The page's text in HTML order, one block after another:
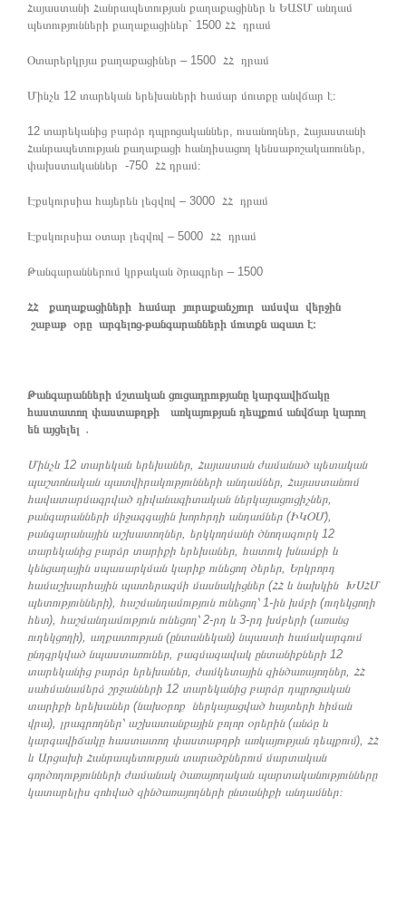
Հայաստանի Հանրապետության քաղաքացիներ և ԵԱՏՄ անդամ
պետությունների քաղաքացիներ` 1500 ՀՀ դրամ
Օտարերկրյա քաղաքացիներ – 1500 ՀՀ դրամ
Մինչև 12 տարեկան երեխաների համար մուտքը անվճար է։
12 տարեկանից բարձր դպրոցականներ, ուսանողներ, Հայաստանի
Հանրապետության քաղաքացի հանդիսացող կենսաթոշակառուներ,
փախստականներ -750 ՀՀ դրամ։
Էքսկուրսիա հայերեն լեզվով – 3000 ՀՀ դրամ
Էքսկուրսիա օտար լեզվով – 5000 ՀՀ դրամ
Թանգարաններում կրթական ծրագրեր – 1500
ՀՀ քաղաքացիների համար յուրաքանչյուր ամսվա վերջին
շաբաթ օրը արգելոց-թանգարանների մուտքն ազատ է։
Թանգարանների մշտական ցուցադրությանը կարգավիճակը
հաստատող փաստաթղթի առկայության դեպքում անվճար կարող
են այցելել ․
Մինչև 12 տարեկան երեխաներ, Հայաստան ժամանած պետական
պաշտոնական պատվիրակությունների անդամներ, Հայաստանում
հավատարմագրված դիվանագիտական ներկայացուցիչներ,
թանգարանների միջազգային խորհրդի անդամներ (ԻԿՕՄ),
թանգարանային աշխատողներ, երկկողմանի ծնողազուրկ 12
տարեկանից բարձր տարիքի երեխաներ, հատուկ խնամքի և
կենցաղային սպասարկման կարիք ունեցող ծերեր, Երկրորդ
համաշխարհային պատերազմի մասնակիցներ (ՀՀ և նախկին ԽՍՀՄ
պետությունների), հաշմանդամություն ունեցող՝ 1-ին խմբի (ուղեկցողի
հետ), հաշմանդամություն ունեցող՝ 2-րդ և 3-րդ խմբերի (առանց
ուղեկցողի), աղքատության (ընտանեկան) նպաստի համակարգում
ընդգրկված նպաստառուներ, բազմազավակ ընտանիքների 12
տարեկանից բարձր երեխաներ, ժամկետային զինծառայողներ, ՀՀ
սահմանամերձ շրջանների 12 տարեկանից բարձր դպրոցական
տարիքի երեխաներ (նախօրոք ներկայացված հայտերի հիման
վրա), լրագրողներ՝ աշխատանքային բոլոր օրերին (անձը և
կարգավիճակը հաստատող փաստաթղթի առկայության դեպքում), ՀՀ
և Արցախի Հանրապետության տարածքներում մարտական
գործողությունների ժամանակ ծառայողական պարտականությունները
կատարելիս զոհված զինծառայողների ընտանիքի անդամներ։